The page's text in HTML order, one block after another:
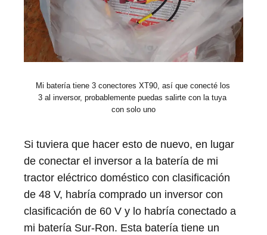
Mi batería tiene 3 conectores XT90, así que conecté los
3 al inversor, probablemente puedas salirte con la tuya
con solo uno
Si tuviera que hacer esto de nuevo, en lugar
de conectar el inversor a la batería de mi
tractor eléctrico doméstico con clasificación
de 48 V, habría comprado un inversor con
clasificación de 60 V y lo habría conectado a
mi batería Sur-Ron. Esta batería tiene un